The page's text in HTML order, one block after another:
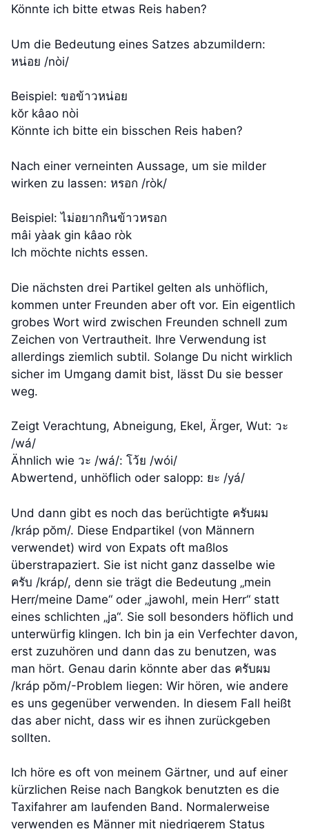
Könnte ich bitte etwas Reis haben?
Um die Bedeutung eines Satzes abzumildern:
หน่อย /nòi/
Beispiel: ขอข้าวหน่อย
kŏr kâao nòi
Könnte ich bitte ein bisschen Reis haben?
Nach einer verneinten Aussage, um sie milder
wirken zu lassen: หรอก /ròk/
Beispiel: ไม่อยากกินข้าวหรอก
mâi yàak gin kâao ròk
Ich möchte nichts essen.
Die nächsten drei Partikel gelten als unhöflich,
kommen unter Freunden aber oft vor. Ein eigentlich
grobes Wort wird zwischen Freunden schnell zum
Zeichen von Vertrautheit. Ihre Verwendung ist
allerdings ziemlich subtil. Solange Du nicht wirklich
sicher im Umgang damit bist, lässt Du sie besser
weg.
Zeigt Verachtung, Abneigung, Ekel, Ärger, Wut: วะ
/wá/
Ähnlich wie วะ /wá/: โว้ย /wói/
Abwertend, unhöflich oder salopp: ยะ /yá/
Und dann gibt es noch das berüchtigte ครับผม
/kráp pŏm/. Diese Endpartikel (von Männern
verwendet) wird von Expats oft maßlos
überstrapaziert. Sie ist nicht ganz dasselbe wie
ครับ /kráp/, denn sie trägt die Bedeutung „mein
Herr/meine Dame“ oder „jawohl, mein Herr“ statt
eines schlichten „ja“. Sie soll besonders höflich und
unterwürfig klingen. Ich bin ja ein Verfechter davon,
erst zuzuhören und dann das zu benutzen, was
man hört. Genau darin könnte aber das ครับผม
/kráp pŏm/-Problem liegen: Wir hören, wie andere
es uns gegenüber verwenden. In diesem Fall heißt
das aber nicht, dass wir es ihnen zurückgeben
sollten.
Ich höre es oft von meinem Gärtner, und auf einer
kürzlichen Reise nach Bangkok benutzten es die
Taxifahrer am laufenden Band. Normalerweise
verwenden es Männer mit niedrigerem Status